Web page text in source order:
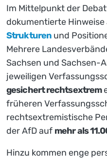
Im Mittelpunkt der
dokumentierte Hinweise
Strukturen und
Mehrere
Sachsen und Sachsen-
jeweiligen
gesichert rechtsextrem
früheren
rechtsextremistische
der AfD auf mehr als
Hinzu kommen enge